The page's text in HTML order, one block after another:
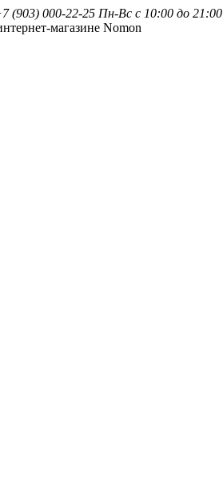
(903) 000-22-25 Пн-Вс с 10:00 до 21:00
магазине Nomon